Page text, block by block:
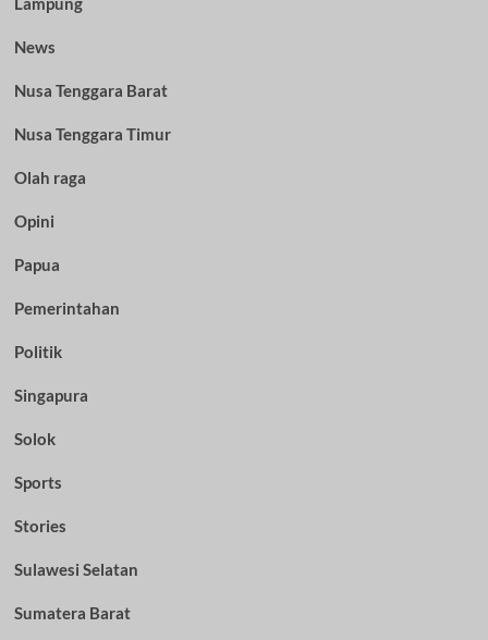
News
Nusa Tenggara Barat
Nusa Tenggara Timur
Olah raga
Opini
Papua
Pemerintahan
Politik
Singapura
Solok
Sports
Stories
Sulawesi Selatan
Sumatera Barat